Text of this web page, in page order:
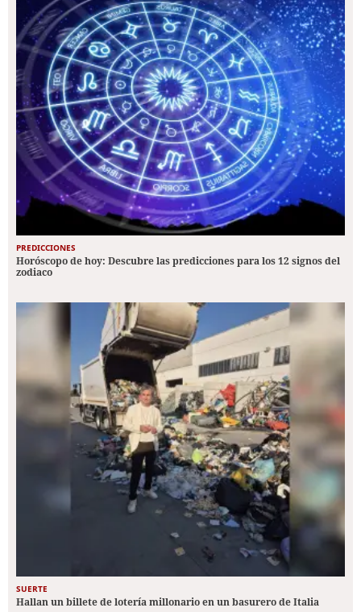
PREDICCIONES
Horóscopo de hoy: Descubre las predicciones para los 12 signos del
zodiaco
SUERTE
Hallan un billete de lotería millonario en un basurero de Italia